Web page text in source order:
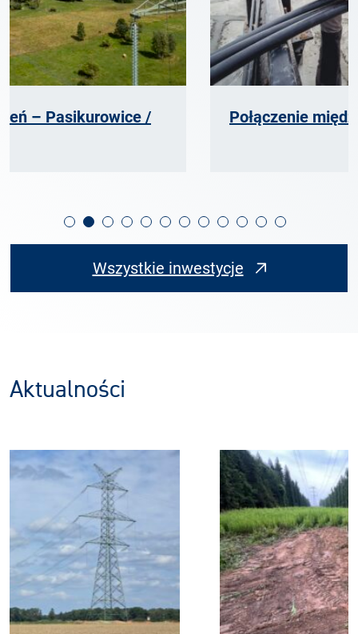
Połączenie między Polską a Litwą
Wszystkie inwestycje
Aktualności